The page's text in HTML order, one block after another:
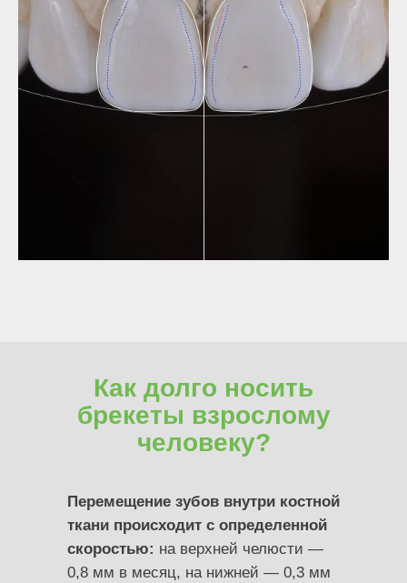
Как долго носить
брекеты взрослому
человеку?
Перемещение зубов внутри костной
ткани происходит с определенной
скоростью: на верхней челюсти —
0,8 мм в месяц, на нижней — 0,3 мм